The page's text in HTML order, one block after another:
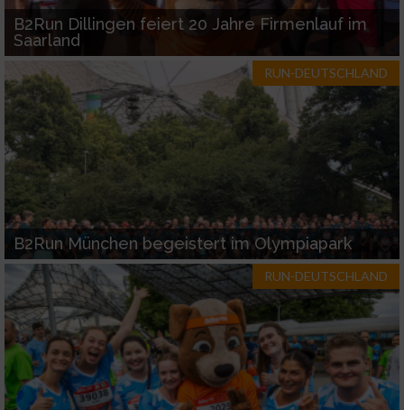
B2Run Dillingen feiert 20 Jahre Firmenlauf im
Saarland
RUN-DEUTSCHLAND
B2Run München begeistert im Olympiapark
RUN-DEUTSCHLAND
Geräte anhand von aktiv angeforderten
Informationen identifizieren
Nicht-IAB-Verarbeitungszwecke:
Notwendig
Performance
Funktional
Werbung